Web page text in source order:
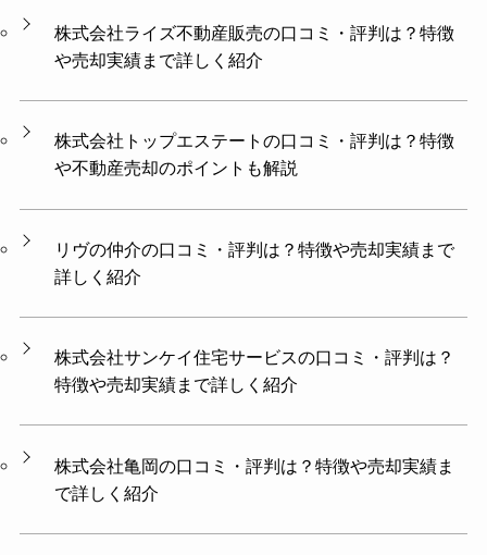
株式会社ライズ不動産販売の口コミ・評判は？特徴
や売却実績まで詳しく紹介
株式会社トップエステートの口コミ・評判は？特徴
や不動産売却のポイントも解説
リヴの仲介の口コミ・評判は？特徴や売却実績まで
詳しく紹介
株式会社サンケイ住宅サービスの口コミ・評判は？
特徴や売却実績まで詳しく紹介
株式会社亀岡の口コミ・評判は？特徴や売却実績ま
で詳しく紹介